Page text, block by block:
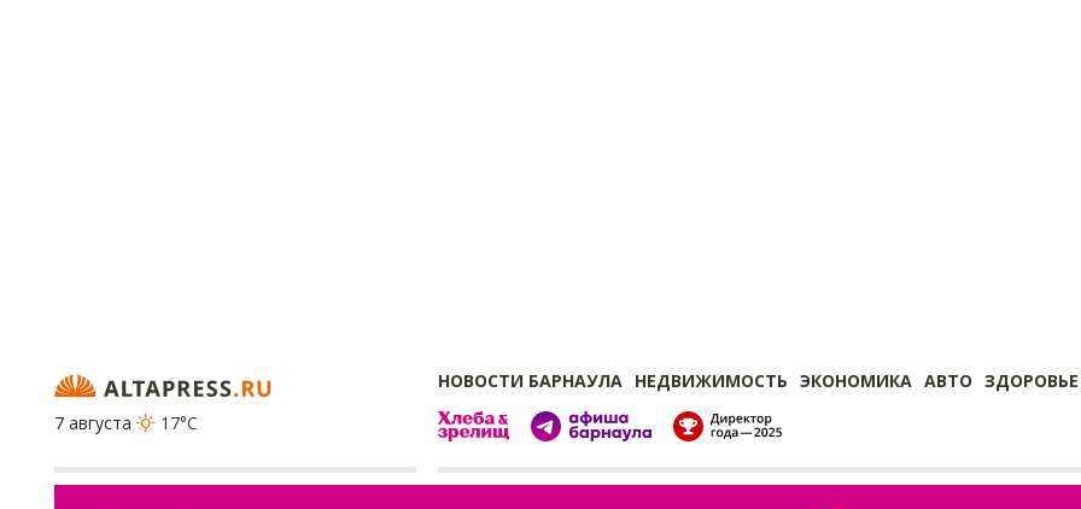
НОВОСТИ БАРНАУЛА НЕДВИЖИМОСТЬ ЭКОНОМИКА АВТО ЗДОРОВЬЕ
7 августа
17°C